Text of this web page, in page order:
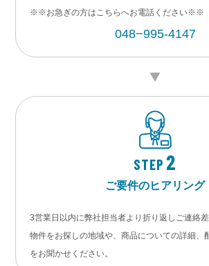
※※お急ぎの方はこちらへお電話ください※※
048−995-4147
STEP 2
ご要件のヒアリング
3営業日以内に弊社担当者より折り返しご連絡差
物件をお探しの地域や、商品についての詳細、
をお聞かせください。